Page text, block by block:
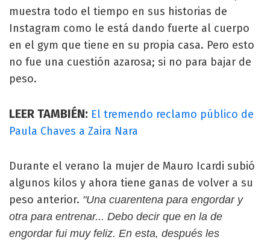
muestra todo el tiempo en sus historias de
Instagram como le está dando fuerte al cuerpo
en el gym que tiene en su propia casa. Pero esto
no fue una cuestión azarosa; si no para bajar de
peso.
LEER TAMBIÉN: El tremendo reclamo público de
Paula Chaves a Zaira Nara
Durante el verano la mujer de Mauro Icardi subió
algunos kilos y ahora tiene ganas de volver a su
peso anterior. "Una cuarentena para engordar y
otra para entrenar... Debo decir que en la de
engordar fui muy feliz. En esta, después les